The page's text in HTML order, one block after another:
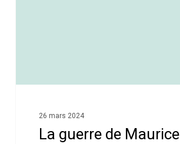
26 mars 2024
La guerre de Maurice